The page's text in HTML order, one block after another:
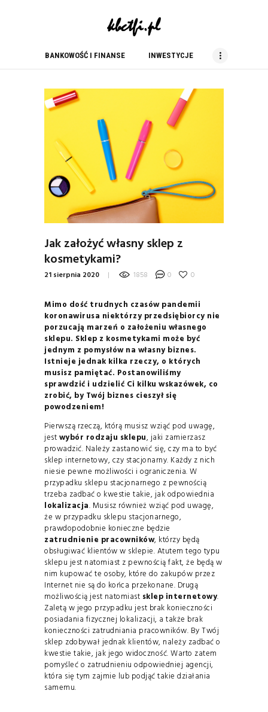
BANKOWOŚĆ I FINANSE INWESTYCJE
kbc tfi
blog finansowy
INWESTYCJE
NIERUCHOMOŚCI
PORADY
PRACA
USŁUGI
ZAKUPY
Jak założyć własny sklep z
kosmetykami?
21 sierpnia 2020 1858 0 0
Mimo dość trudnych czasów pandemii
koronawirusa niektórzy przedsiębiorcy nie
porzucają marzeń o założeniu własnego
sklepu. Sklep z kosmetykami może być
jednym z pomysłów na własny biznes.
Istnieje jednak kilka rzeczy, o których
musisz pamiętać. Postanowiliśmy
sprawdzić i udzielić Ci kilku wskazówek, co
zrobić, by Twój biznes cieszył się
powodzeniem!
Pierwszą rzeczą, którą musisz wziąć pod uwagę,
jestwybór rodzaju sklepu, jaki zamierzasz
prowadzić. Należy zastanowić się, czy ma to być
sklep internetowy, czy stacjonarny. Każdy z nich
niesie pewne możliwości i ograniczenia. W
przypadku sklepu stacjonarnego z pewnością
trzeba zadbać o kwestie takie, jak odpowiednia
lokalizacja. Musisz również wziąć pod uwagę,
że w przypadku sklepu stacjonarnego,
prawdopodobnie konieczne będzie
zatrudnienie pracowników, którzy będą
obsługiwać klientów w sklepie. Atutem tego typu
sklepu jest natomiast z pewnością fakt, że będą w
nim kupować te osoby, które do zakupów przez
Internet nie są do końca przekonane. Drugą
możliwością jest natomiast sklep internetowy.
Zaletą w jego przypadku jest brak konieczności
posiadania fizycznej lokalizacji, a także brak
konieczności zatrudniania pracowników. By Twój
sklep zdobywał jednak klientów, należy zadbać o
kwestie takie, jak jego widoczność. Warto zatem
pomyśleć o zatrudnieniu odpowiedniej agencji,
która się tym zajmie lub podjąć takie działania
samemu.